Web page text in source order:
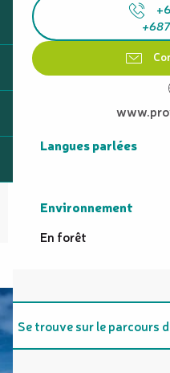
Langues parlées
Langues parlées
Environnement
Environnement
En forêt
Se trouve sur le parcours